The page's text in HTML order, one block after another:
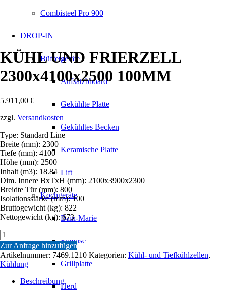
Combisteel Pro 900
DROP-IN
Büffetgeräte
Aufsatzbboard
Gekühlte Platte
Gekühltes Becken
Keramische Platte
Lift
Kochgeräte
Bain-Marie
Friteuse
Grillplatte
Herd
KÜHL UND FRIERZELL
2300x4100x2500 100MM
5.911,00 €
zzgl. Versandkosten
Type: Standard Line
Breite (mm): 2300
Tiefe (mm): 4100
Höhe (mm): 2500
Inhalt (m3): 18.84
Dim. Innere BxTxH (mm): 2100x3900x2300
Breidte Tür (mm): 800
Isolationsstärke (mm): 100
Bruttogewicht (kg): 822
Nettogewicht (kg): 673
KÜHL
UND
FRIERZELL
2300x4100x2500
100MM
Menge
Zur Anfrage hinzufügen
Artikelnummer: 7469.1210 Kategorien: Kühl- und Tiefkühlzellen,
Kühlung
Beschreibung